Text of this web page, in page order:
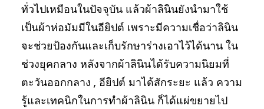
ทั่วไปเหมือนในปัจจุบัน แล้วผ้าลินินยังนำมาใช้
เป็นผ้าห่อมัมมีในอียิปต์ เพราะมีความเชื่อว่าลินิน
จะช่วยป้องกันและเก็บรักษาร่างเอาไว้ได้นาน ใน
ช่วงยุคกลาง หลังจากผ้าลินินได้รับความนิยมที่
ตะวันออกกลาง , อียิปต์ มาได้สักระยะ แล้ว ความ
รู้และเทคนิกในการทำผ้าลินิน ก็ได้แผ่ขยายไป